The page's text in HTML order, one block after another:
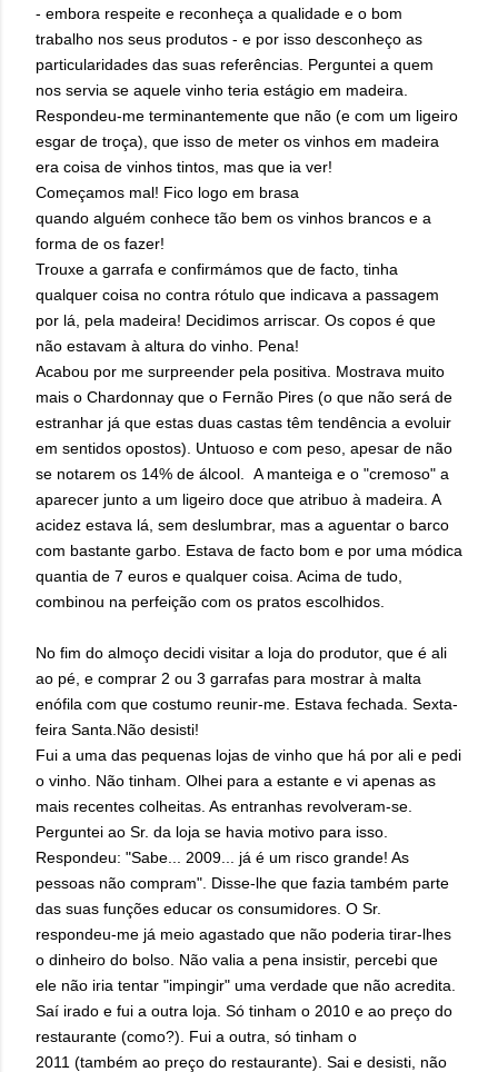
- embora respeite e reconheça a qualidade e o bom
trabalho nos seus produtos - e por isso desconheço as
particularidades das suas referências. Perguntei a quem
nos servia se aquele vinho teria estágio em madeira.
Respondeu-me terminantemente que não (e com um ligeiro
esgar de troça), que isso de meter os vinhos em madeira
era coisa de vinhos tintos, mas que ia ver!
Começamos mal! Fico logo em brasa
quando alguém conhece tão bem os vinhos brancos e a
forma de os fazer!
Trouxe a garrafa e confirmámos que de facto, tinha
qualquer coisa no contra rótulo que indicava a passagem
por lá, pela madeira! Decidimos arriscar. Os copos é que
não estavam à altura do vinho. Pena!
Acabou por me surpreender pela positiva. Mostrava muito
mais o Chardonnay que o Fernão Pires (o que não será de
estranhar já que estas duas castas têm tendência a evoluir
em sentidos opostos). Untuoso e com peso, apesar de não
se notarem os 14% de álcool. A manteiga e o "cremoso" a
aparecer junto a um ligeiro doce que atribuo à madeira. A
acidez estava lá, sem deslumbrar, mas a aguentar o barco
com bastante garbo. Estava de facto bom e por uma módica
quantia de 7 euros e qualquer coisa. Acima de tudo,
combinou na perfeição com os pratos escolhidos.
No fim do almoço decidi visitar a loja do produtor, que é ali
ao pé, e comprar 2 ou 3 garrafas para mostrar à malta
enófila com que costumo reunir-me. Estava fechada. Sexta-
feira Santa. Não desisti!
Fui a uma das pequenas lojas de vinho que há por ali e pedi
o vinho. Não tinham. Olhei para a estante e vi apenas as
mais recentes colheitas. As entranhas revolveram-se.
Perguntei ao Sr. da loja se havia motivo para isso.
Respondeu: "Sabe... 2009... já é um risco grande! As
pessoas não compram". Disse-lhe que fazia também parte
das suas funções educar os consumidores. O Sr.
respondeu-me já meio agastado que não poderia tirar-lhes
o dinheiro do bolso. Não valia a pena insistir, percebi que
ele não iria tentar "impingir" uma verdade que não acredita.
Saí irado e fui a outra loja. Só tinham o 2010 e ao preço do
restaurante (como?). Fui a outra, só tinham o
2011 (também ao preço do restaurante) . Sai e desisti, não